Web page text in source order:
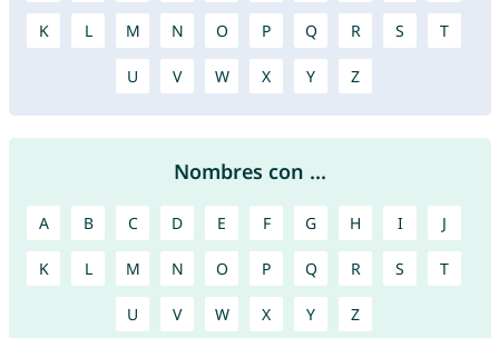
K L M N O P Q R S T
U V W X Y Z
Nombres con ...
A B C D E F G H I J
K L M N O P Q R S T
U V W X Y Z